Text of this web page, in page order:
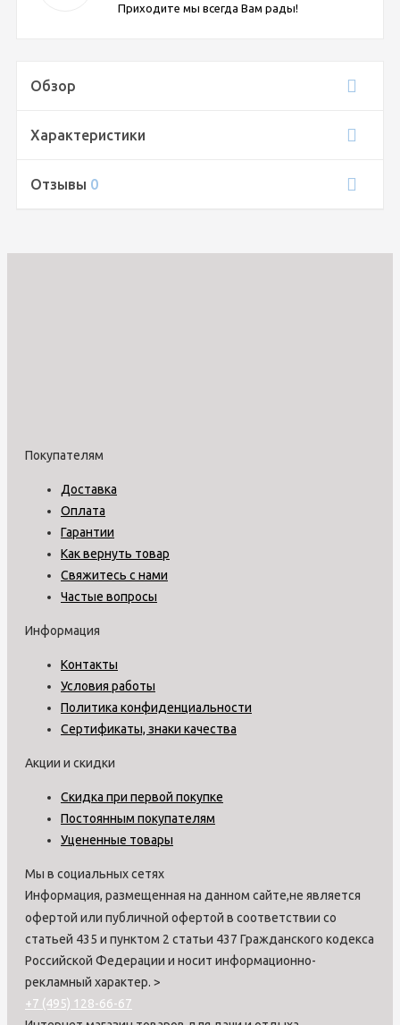
Приходите мы всегда Вам рады!
Обзор
Характеристики
Отзывы 0
Покупателям
Доставка
Оплата
Гарантии
Как вернуть товар
Свяжитесь с нами
Частые вопросы
Информация
Контакты
Условия работы
Политика конфиденциальности
Сертификаты, знаки качества
Акции и скидки
Скидка при первой покупке
Постоянным покупателям
Уцененные товары
Мы в социальных сетях
Информация, размещенная на данном сайте,не является
офертой или публичной офертой в соответствии со
статьей 435 и пунктом 2 статьи 437 Гражданского кодекса
Российской Федерации и носит информационно-
рекламный характер. >
+7 (495) 128-66-67